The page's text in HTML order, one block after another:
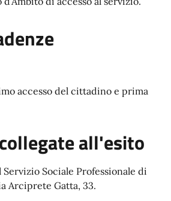
accesso del cittadino e prima
all'esito
Sociale Professionale di
Arciprete Gatta, 33.